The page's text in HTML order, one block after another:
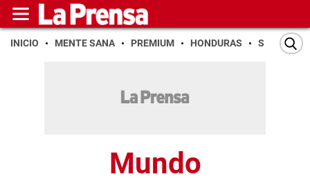
INICIO MENTE SANA PREMIUM HONDURAS SAN PEDRO
Mundo